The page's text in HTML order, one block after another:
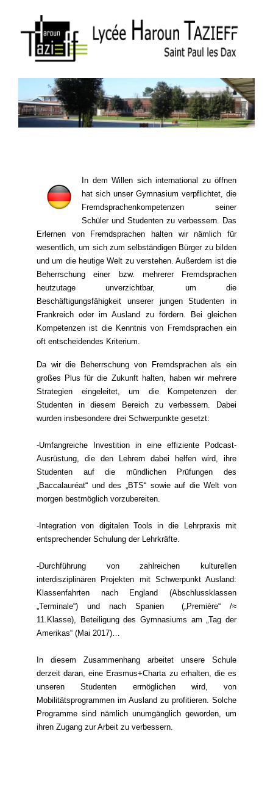
In dem Willen sich international zu öffnen
hat sich unser Gymnasium verpflichtet, die
Fremdsprachenkompetenzen seiner
Schüler und Studenten zu verbessern. Das
Erlernen von Fremdsprachen halten wir nämlich für
wesentlich, um sich zum selbständigen Bürger zu bilden
und um die heutige Welt zu verstehen. Außerdem ist die
Beherrschung einer bzw. mehrerer Fremdsprachen
heutzutage unverzichtbar, um die
Beschäftigungsfähigkeit unserer jungen Studenten in
Frankreich oder im Ausland zu fördern. Bei gleichen
Kompetenzen ist die Kenntnis von Fremdsprachen ein
oft entscheidendes Kriterium.
Da wir die Beherrschung von Fremdsprachen als ein
großes Plus für die Zukunft halten, haben wir mehrere
Strategien eingeleitet, um die Kompetenzen der
Studenten in diesem Bereich zu verbessern. Dabei
wurden insbesondere drei Schwerpunkte gesetzt:
-Umfangreiche Investition in eine effiziente Podcast-
Ausrüstung, die den Lehrern dabei helfen wird, ihre
Studenten auf die mündlichen Prüfungen des
„Baccalauréat“ und des „BTS“ sowie auf die Welt von
morgen bestmöglich vorzubereiten.
-Integration von digitalen Tools in die Lehrpraxis mit
entsprechender Schulung der Lehrkräfte.
-Durchführung von zahlreichen kulturellen
interdisziplinären Projekten mit Schwerpunkt Ausland:
Klassenfahrten nach England (Abschlussklassen
„Terminale“) und nach Spanien („Première“ /≈
11.Klasse), Beteiligung des Gymnasiums am „Tag der
Amerikas“ (Mai 2017)…
In diesem Zusammenhang arbeitet unsere Schule
derzeit daran, eine Erasmus+Charta zu erhalten, die es
unseren Studenten ermöglichen wird, von
Mobilitätsprogrammen im Ausland zu profitieren. Solche
Programme sind nämlich unumgänglich geworden, um
ihren Zugang zur Arbeit zu verbessern.